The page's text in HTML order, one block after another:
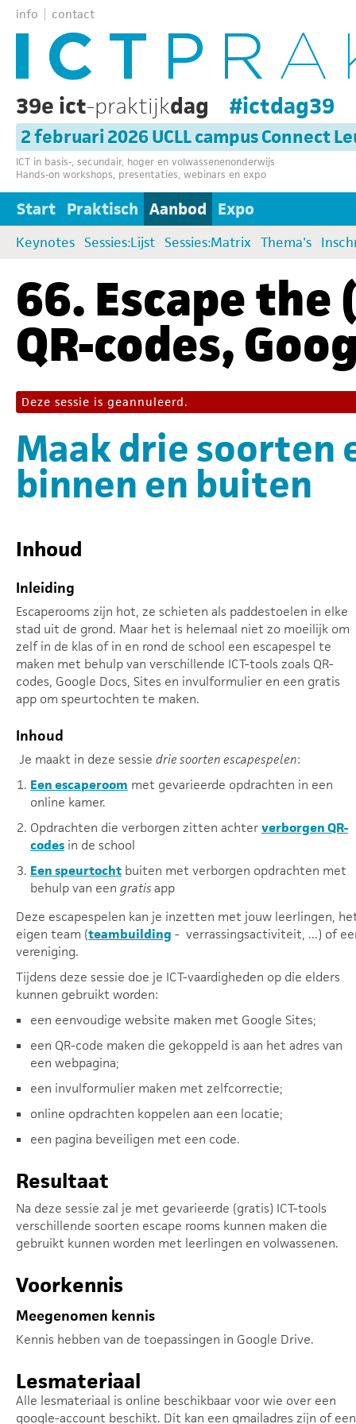
info contact
39e ict-praktijkdag #ictdag39
2 februari 2026 UCLL campus Connect
ICT in basis-, secundair, hoger en volwassenenonderwijs
Hands-on workshops, presentaties, webinars en expo
Start Praktisch Aanbod Expo
Keynotes Sessies:Lijst Sessies:Matrix Thema's
66. Escape
QR-codes,
Deze sessie is geannuleerd.
Maak drie soorten
binnen en buiten
Inhoud
Inleiding
Escaperooms zijn hot, ze schieten als paddestoelen in elke
stad uit de grond. Maar het is helemaal niet zo moeilijk om
zelf in de klas of in en rond de school een escapespel te
maken met behulp van verschillende ICT-tools zoals QR-
codes, Google Docs, Sites en invulformulier en een gratis
app om speurtochten te maken.
Inhoud
Je maakt in deze sessie drie soorten escapespelen:
Een escaperoom met gevarieerde opdrachten in een
online kamer.
Opdrachten die verborgen zitten achterverborgen QR-
codes in de school
Een speurtocht buiten met verborgen opdrachten met
behulp van een gratisapp
Deze escapespelen kan je inzetten met jouw leerlingen,
eigen team (teambuilding - verrassingsactiviteit, ...) of
vereniging.
Tijdens deze sessie doe je ICT-vaardigheden op die elders
kunnen gebruikt worden:
een eenvoudige website maken met Google Sites;
een QR-code maken die gekoppeld is aan het adres van
een webpagina;
een invulformulier maken met zelfcorrectie;
online opdrachten koppelen aan een locatie;
een pagina beveiligen met een code.
Resultaat
Na deze sessie zal je met gevarieerde (gratis) ICT-tools
verschillende soorten escape rooms kunnen maken die
gebruikt kunnen worden met leerlingen en volwassenen.
Voorkennis
Meegenomen kennis
Kennis hebben van de toepassingen in Google Drive.
Lesmateriaal
Alle lesmateriaal is online beschikbaar voor wie over een
google-account beschikt. Dit kan een gmailadres zijn of een